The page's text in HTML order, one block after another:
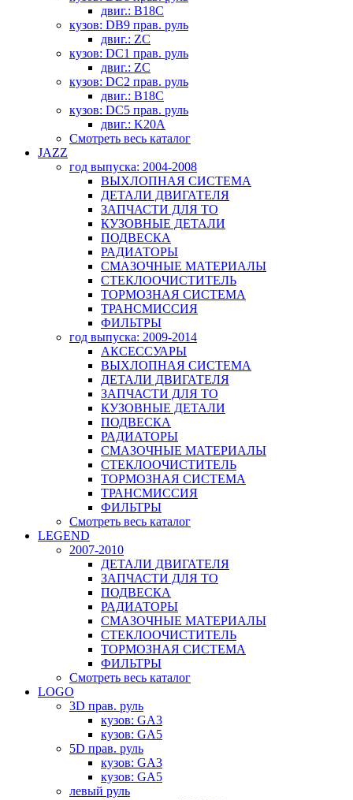
двиг.: B18C
кузов: DB9 прав. руль
двиг.: ZC
кузов: DC1 прав. руль
двиг.: ZC
кузов: DC2 прав. руль
двиг.: B18C
кузов: DC5 прав. руль
двиг.: K20A
Смотреть весь каталог
JAZZ
год выпуска: 2004-2008
ВЫХЛОПНАЯ СИСТЕМА
ДЕТАЛИ ДВИГАТЕЛЯ
ЗАПЧАСТИ ДЛЯ ТО
КУЗОВНЫЕ ДЕТАЛИ
ПОДВЕСКА
РАДИАТОРЫ
СМАЗОЧНЫЕ МАТЕРИАЛЫ
СТЕКЛООЧИСТИТЕЛЬ
ТОРМОЗНАЯ СИСТЕМА
ТРАНСМИССИЯ
ФИЛЬТРЫ
год выпуска: 2009-2014
АКСЕССУАРЫ
ВЫХЛОПНАЯ СИСТЕМА
ДЕТАЛИ ДВИГАТЕЛЯ
ЗАПЧАСТИ ДЛЯ ТО
КУЗОВНЫЕ ДЕТАЛИ
ПОДВЕСКА
РАДИАТОРЫ
СМАЗОЧНЫЕ МАТЕРИАЛЫ
СТЕКЛООЧИСТИТЕЛЬ
ТОРМОЗНАЯ СИСТЕМА
ТРАНСМИССИЯ
ФИЛЬТРЫ
Смотреть весь каталог
LEGEND
2007-2010
ДЕТАЛИ ДВИГАТЕЛЯ
ЗАПЧАСТИ ДЛЯ ТО
ПОДВЕСКА
РАДИАТОРЫ
СМАЗОЧНЫЕ МАТЕРИАЛЫ
СТЕКЛООЧИСТИТЕЛЬ
ТОРМОЗНАЯ СИСТЕМА
ФИЛЬТРЫ
Смотреть весь каталог
LOGO
3D прав. руль
кузов: GA3
кузов: GA5
5D прав. руль
кузов: GA3
кузов: GA5
левый руль